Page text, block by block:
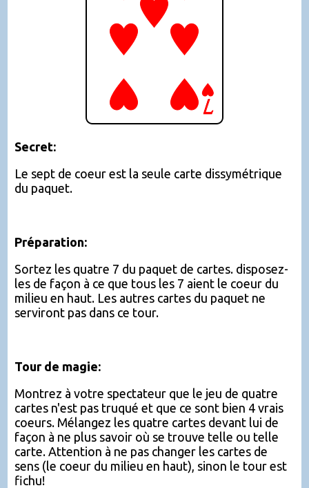
Secret:
Le sept de coeur est la seule carte dissymétrique
du paquet.
Préparation:
Sortez les quatre 7 du paquet de cartes. disposez-
les de façon à ce que tous les 7 aient le coeur du
milieu en haut. Les autres cartes du paquet ne
serviront pas dans ce tour.
Tour de magie:
Montrez à votre spectateur que le jeu de quatre
cartes n'est pas truqué et que ce sont bien 4 vrais
coeurs. Mélangez les quatre cartes devant lui de
façon à ne plus savoir où se trouve telle ou telle
carte. Attention à ne pas changer les cartes de
sens (le coeur du milieu en haut), sinon le tour est
fichu!